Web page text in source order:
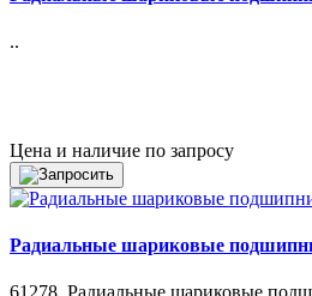
..
Цена и наличие по запросу
Радиальные шариковые